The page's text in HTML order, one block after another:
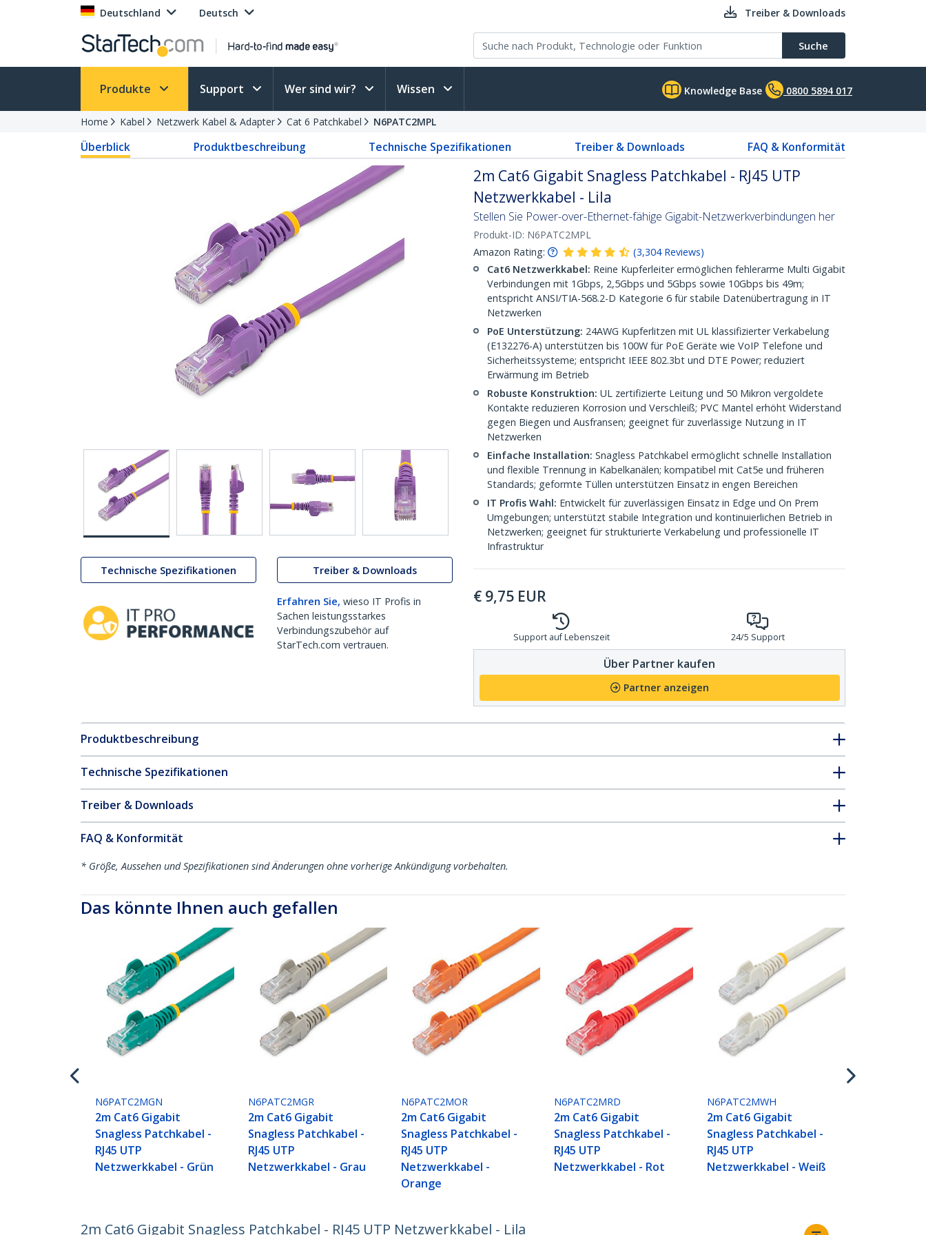
Deutschland Deutsch Treiber & Downloads
Suche
Produkte Support Wer sind wir? Wissen Knowledge Base 0800 5894 017
Home Kabel Netzwerk Kabel & Adapter Cat 6 Patchkabel N6PATC2MPL
Überblick Produktbeschreibung Technische Spezifikationen Treiber & Downloads FAQ & Konformität
Technische Spezifikationen Treiber & Downloads
Erfahren Sie, wieso IT Profis in
Sachen leistungsstarkes
Verbindungszubehör auf
StarTech.com vertrauen.
2m Cat6 Gigabit Snagless Patchkabel - RJ45 UTP
Netzwerkkabel - Lila
Stellen Sie Power-over-Ethernet-fähige Gigabit-Netzwerkverbindungen her
Produkt-ID: N6PATC2MPL
Amazon Rating:
(3,304 Reviews)
Cat6 Netzwerkkabel: Reine Kupferleiter ermöglichen fehlerarme Multi Gigabit
Verbindungen mit 1Gbps, 2,5Gbps und 5Gbps sowie 10Gbps bis 49m;
entspricht ANSI/TIA-568.2-D Kategorie 6 für stabile Datenübertragung in IT
Netzwerken
PoE Unterstützung: 24AWG Kupferlitzen mit UL klassifizierter Verkabelung
(E132276-A) unterstützen bis 100W für PoE Geräte wie VoIP Telefone und
Sicherheitssysteme; entspricht IEEE 802.3bt und DTE Power; reduziert
Erwärmung im Betrieb
Robuste Konstruktion: UL zertifizierte Leitung und 50 Mikron vergoldete
Kontakte reduzieren Korrosion und Verschleiß; PVC Mantel erhöht Widerstand
gegen Biegen und Ausfransen; geeignet für zuverlässige Nutzung in IT
Netzwerken
Einfache Installation: Snagless Patchkabel ermöglicht schnelle Installation
und flexible Trennung in Kabelkanälen; kompatibel mit Cat5e und früheren
Standards; geformte Tüllen unterstützen Einsatz in engen Bereichen
IT Profis Wahl: Entwickelt für zuverlässigen Einsatz in Edge und On Prem
Umgebungen; unterstützt stabile Integration und kontinuierlichen Betrieb in
Netzwerken; geeignet für strukturierte Verkabelung und professionelle IT
Infrastruktur
€ 9,75 EUR
Support auf Lebenszeit 24/5 Support
Über Partner kaufen
Partner anzeigen
Produktbeschreibung
Technische Spezifikationen
Treiber & Downloads
FAQ & Konformität
* Größe, Aussehen und Spezifikationen sind Änderungen ohne vorherige Ankündigung vorbehalten.
Das könnte Ihnen auch gefallen
N6PATC2MGN
2m Cat6 Gigabit
Snagless Patchkabel -
RJ45 UTP
Netzwerkkabel - Grün
N6PATC2MGR
2m Cat6 Gigabit
Snagless Patchkabel -
RJ45 UTP
Netzwerkkabel - Grau
N6PATC2MOR
2m Cat6 Gigabit
Snagless Patchkabel -
RJ45 UTP
Netzwerkkabel -
Orange
N6PATC2MRD
2m Cat6 Gigabit
Snagless Patchkabel -
RJ45 UTP
Netzwerkkabel - Rot
N6PATC2MWH
2m Cat6 Gigabit
Snagless Patchkabel -
RJ45 UTP
Netzwerkkabel - Weiß
2m Cat6 Gigabit Snagless Patchkabel - RJ45 UTP Netzwerkkabel - Lila